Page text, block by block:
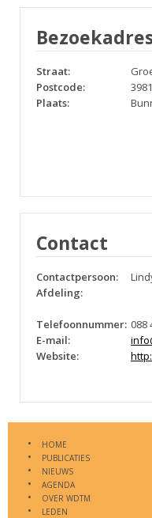
Straat:
Postcode:
Plaats:
Contact
Contactpersoon:
Afdeling:
Telefoonnummer: 088
E-mail:
Website:
HOME
PUBLICATIES
NIEUWS
AGENDA
OVER WDTM
LEDEN